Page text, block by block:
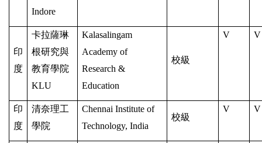
Indore
印
度
卡拉薩琳
根研究與
教育學院
KLU
Kalasalingam
Academy of
Research &
Education
校級
V V
印
度
清奈理工
學院
Chennai Institute of
Technology, India
校級
V V